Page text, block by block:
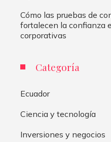
Cómo las pruebas de
fortalecen la confianza
corporativas
Categoría
Ecuador
Ciencia y tecnología
Inversiones y negocios